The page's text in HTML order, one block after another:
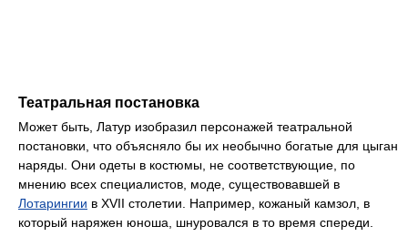
Театральная постановка
Может быть, Латур изобразил персонажей театральной
постановки, что объясняло бы их необычно богатые для цыган
наряды. Они одеты в костюмы, не соответствующие, по
мнению всех специалистов, моде, существовавшей в
Лотарингии в XVII столетии. Например, кожаный камзол, в
который наряжен юноша, шнуровался в то время спереди.